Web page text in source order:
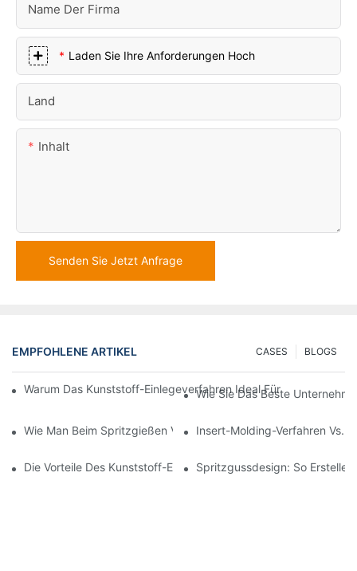
Name Der Firma
Laden Sie Ihre Anforderungen Hoch
Land
Inhalt
Senden Sie Jetzt Anfrage
EMPFOHLENE ARTIKEL BLOGS
CASES
Warum Das Kunststoff-Einlegeverfahren Ideal Für Komplexe
Wie Sie Das Beste
Wie Man Beim Spritzgießen Von Polycarbonat Präzision Erreicht
Insert-Molding-Verfahren Vs.
Die Vorteile Des Kunststoff-Einlegeverfahrens Für Automobil-
Spritzgussdesign: So